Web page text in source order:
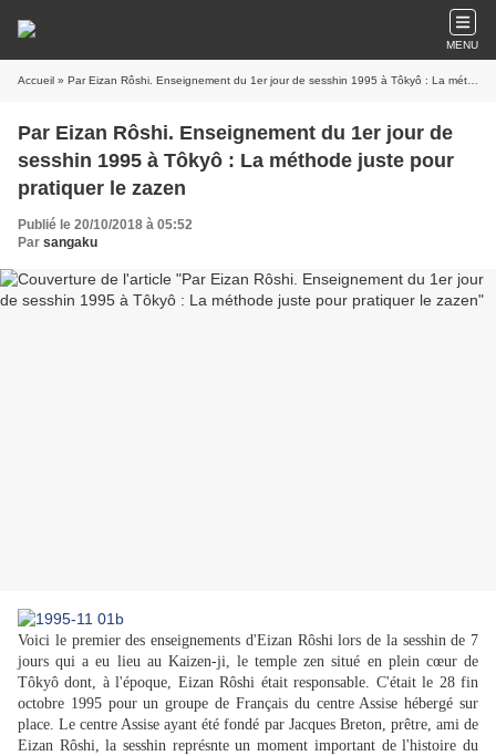
MENU
Accueil » Par Eizan Rôshi. Enseignement du 1er jour de sesshin 1995 à Tôkyô : La méthode juste pour pratiquer le zazen
Par Eizan Rôshi. Enseignement du 1er jour de
sesshin 1995 à Tôkyô : La méthode juste pour
pratiquer le zazen
Publié le 20/10/2018 à 05:52
Par sangaku
Voici le premier des enseignements d'Eizan Rôshi lors de la sesshin de 7
jours qui a eu lieu au Kaizen-ji, le temple zen situé en plein cœur de
Tôkyô dont, à l'époque, Eizan Rôshi était responsable. C'était le 28 fin
octobre 1995 pour un groupe de Français du centre Assise hébergé sur
place. Le centre Assise ayant été fondé par Jacques Breton, prêtre, ami de
Eizan Rôshi, la sesshin représnte un moment important de l'histoire du